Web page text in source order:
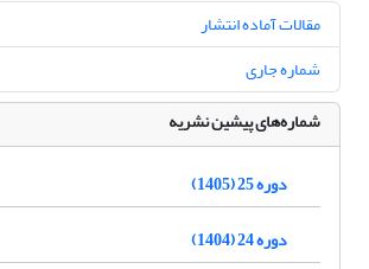
مقالات آماده انتشار
شماره جاری
شماره‌های پیشین نشریه
دوره 25 (1405)
دوره 24 (1404)